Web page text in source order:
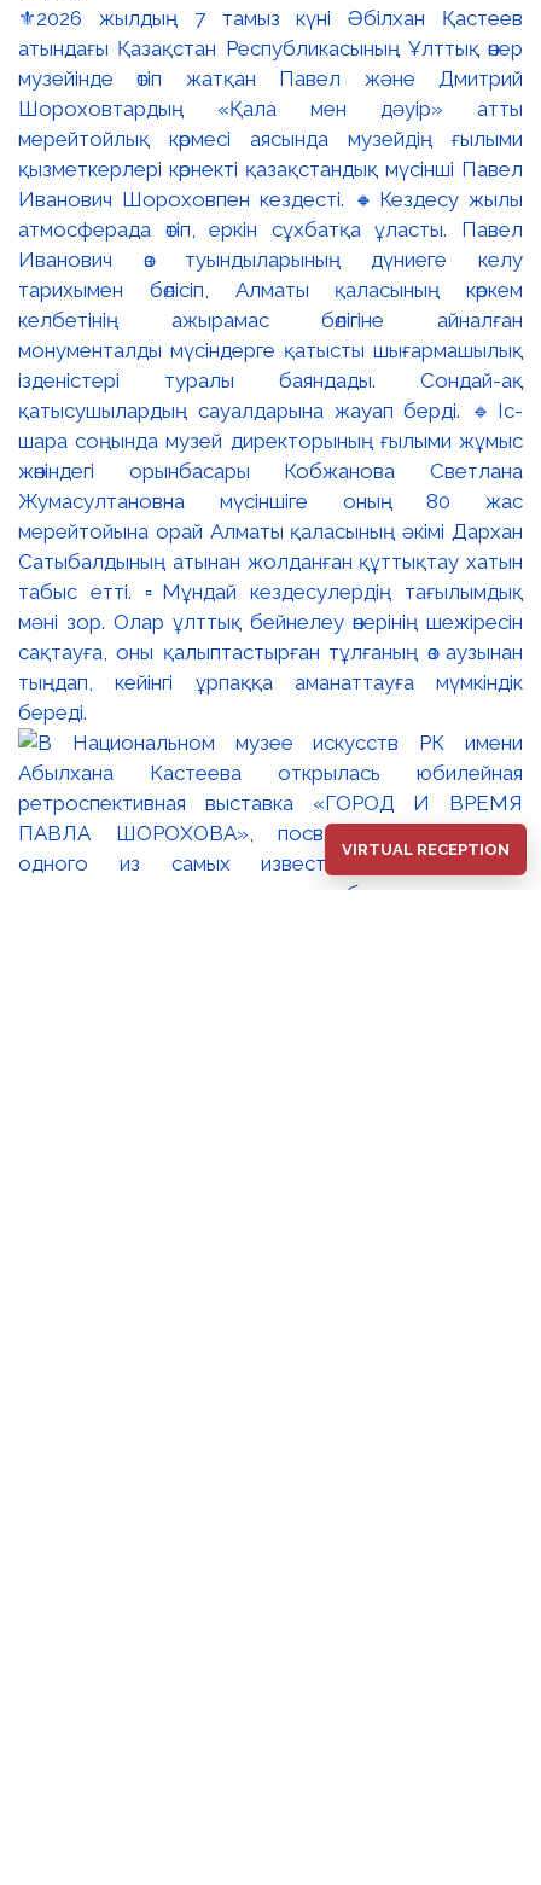
⚜️2026 жылдың 7 тамыз күні Әбілхан Қастеев
атындағы Қазақстан Республикасының Ұлттық өнер
музейінде өтіп жатқан Павел және Дмитрий
Шороховтардың «Қала мен дәуір» атты
мерейтойлық көрмесі аясында музейдің ғылыми
қызметкерлері көрнекті қазақстандық мүсінші Павел
Иванович Шороховпен кездесті. 🔸Кездесу жылы
атмосферада өтіп, еркін сұхбатқа ұласты. Павел
Иванович өз туындыларының дүниеге келу
тарихымен бөлісіп, Алматы қаласының көркем
келбетінің ажырамас бөлігіне айналған
монументалды мүсіндерге қатысты шығармашылық
ізденістері туралы баяндады. Сондай-ақ
қатысушылардың сауалдарына жауап берді. 🔹Іс-
шара соңында музей директорының ғылыми жұмыс
жөніндегі орынбасары Кобжанова Светлана
Жумасултановна мүсіншіге оның 80 жас
мерейтойына орай Алматы қаласының әкімі Дархан
Сатыбалдының атынан жолданған құттықтау хатын
табыс етті. ▫️Мұндай кездесулердің тағылымдық
мәні зор. Олар ұлттық бейнелеу өнерінің шежіресін
сақтауға, оны қалыптастырған тұлғаның өз аузынан
тыңдап, кейінгі ұрпаққа аманаттауға мүмкіндік
береді.
VIRTUAL RECEPTION